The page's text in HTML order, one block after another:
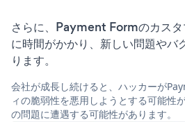
さらに、Payment Formのカスタ
に時間がかかり、新しい問題やバ
ります。
会社が成長し続けると、ハッカーが
ィの脆弱性を悪用しようとする可能性
の問題に遭遇する可能性があります。